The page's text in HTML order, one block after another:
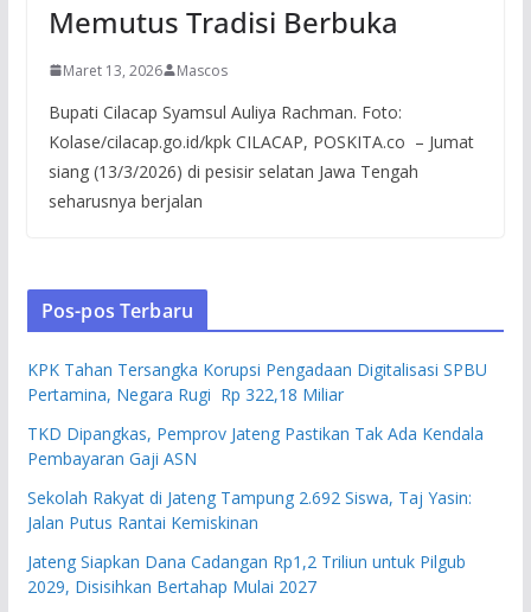
Memutus Tradisi Berbuka
Maret 13, 2026 Mascos
Bupati Cilacap Syamsul Auliya Rachman. Foto:
Kolase/cilacap.go.id/kpk CILACAP, POSKITA.co – Jumat
siang (13/3/2026) di pesisir selatan Jawa Tengah
seharusnya berjalan
Pos-pos Terbaru
KPK Tahan Tersangka Korupsi Pengadaan Digitalisasi SPBU
Pertamina, Negara Rugi Rp 322,18 Miliar
TKD Dipangkas, Pemprov Jateng Pastikan Tak Ada Kendala
Pembayaran Gaji ASN
Sekolah Rakyat di Jateng Tampung 2.692 Siswa, Taj Yasin:
Jalan Putus Rantai Kemiskinan
Jateng Siapkan Dana Cadangan Rp1,2 Triliun untuk Pilgub
2029, Disisihkan Bertahap Mulai 2027